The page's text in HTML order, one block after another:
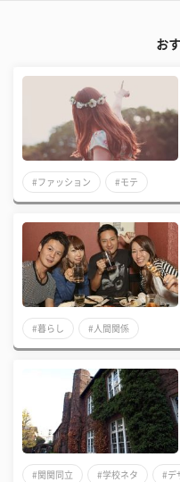
お
#ファッション #モテ
#暮らし #人間関係
#関関同立 #学校ネタ #デ